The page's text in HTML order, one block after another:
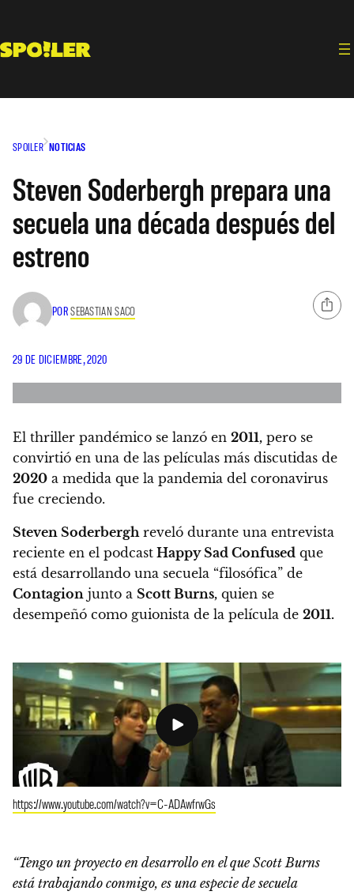
contenido
SPOILER NOTICIAS
Steven Soderbergh prepara una
secuela una década después del
estreno
PORSEBASTIAN SACO
29 DE DICIEMBRE, 2020
El thriller pandémico se lanzó en 2011, pero se
convirtió en una de las películas más discutidas de
2020 a medida que la pandemia del coronavirus
fue creciendo.
Steven Soderberghreveló durante una entrevista
reciente en el podcast Happy Sad Confused que
está desarrollando una secuela “filosófica” de
Contagion junto a Scott Burns, quien se
desempeñó como guionista de la película de 2011.
https://www.youtube.com/watch?v=C-ADAwfrwGs
“Tengo un proyecto en desarrollo en el que Scott Burns
está trabajando conmigo, es una especie de secuela